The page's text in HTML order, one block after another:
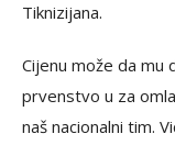
Tiknizijana.
Cijenu može da
prvenstvo u za
naš nacionalni tim.